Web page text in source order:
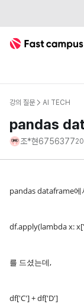
Fast Campus
강의 질문 AI TECH
pandas
조*현6756377
pandas dataframe에
df.apply(lambda x:
를 드셨는데,
df['C'] + df['D']